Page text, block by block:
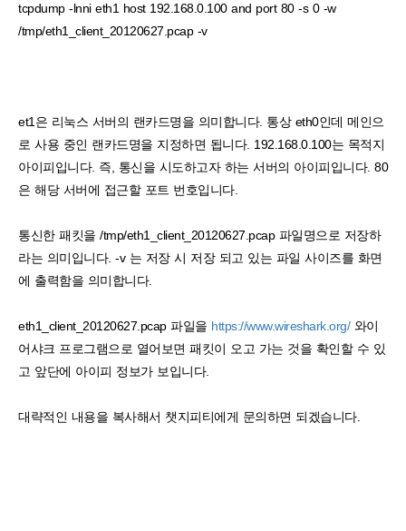
tcpdump -lnni eth1 host 192.168.0.100 and port 80 -s 0 -w
/tmp/eth1_client_20120627.pcap -v
et1은 리눅스 서버의 랜카드명을 의미합니다. 통상 eth0인데 메인으
로 사용 중인 랜카드명을 지정하면 됩니다. 192.168.0.100는 목적지
아이피입니다. 즉, 통신을 시도하고자 하는 서버의 아이피입니다. 80
은 해당 서버에 접근할 포트 번호입니다.
통신한 패킷을 /tmp/eth1_client_20120627.pcap 파일명으로 저장하
라는 의미입니다. -v 는 저장 시 저장 되고 있는 파일 사이즈를 화면
에 출력함을 의미합니다.
eth1_client_20120627.pcap 파일을 https://www.wireshark.org/와이
어샤크 프로그램으로 열어보면 패킷이 오고 가는 것을 확인할 수 있
고 앞단에 아이피 정보가 보입니다.
대략적인 내용을 복사해서 챗지피티에게 문의하면 되겠습니다.